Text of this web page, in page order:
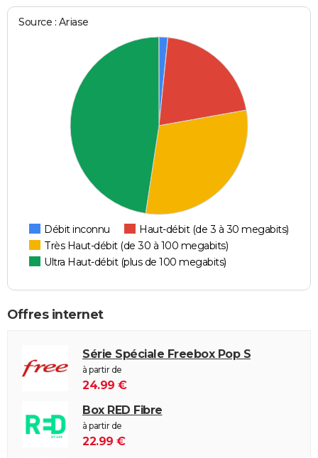
Source : Ariase
Débit inconnu
Haut-débit (de 3 à 30 megabits)
Très Haut-débit (de 30 à 100 megabits)
Ultra Haut-débit (plus de 100 megabits)
Offres internet
Série Spéciale Freebox Pop S
à partir de
24.99 €
Box RED Fibre
à partir de
22.99 €